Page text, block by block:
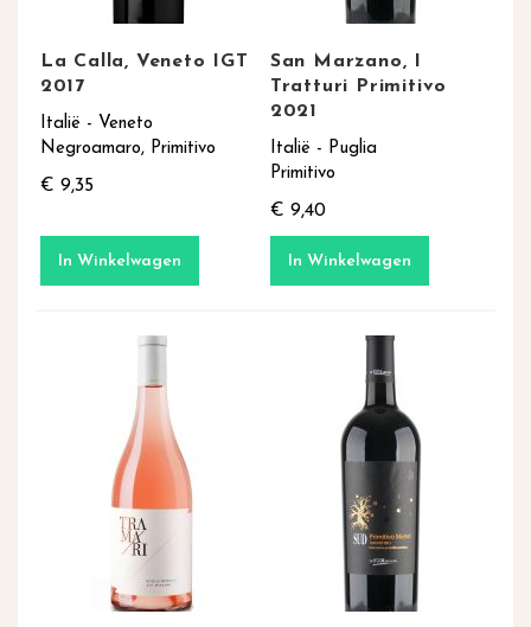
La Calla, Veneto IGT
2017
Italië - Veneto
Negroamaro, Primitivo
€ 9,35
In Winkelwagen
San Marzano, I
Tratturi Primitivo
2021
Italië - Puglia
Primitivo
€ 9,40
In Winkelwagen